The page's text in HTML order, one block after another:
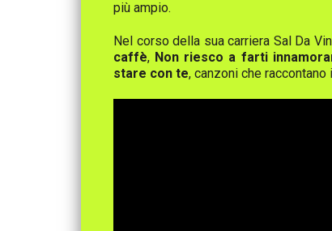
più ampio.
Nel corso della sua carriera Sal Da
caffè, Non riesco a farti
stare con te, canzoni che